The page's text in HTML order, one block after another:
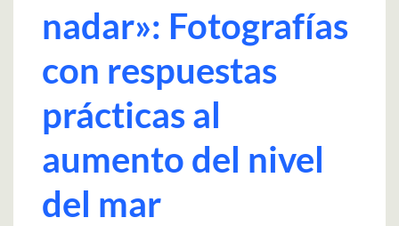
nadar»: Fotografías
con respuestas
prácticas al
aumento del nivel
del mar